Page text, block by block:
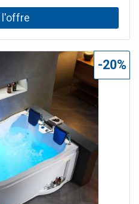
vous confortablement dans
baignoire balnéo d'angle de
séance balnéo à domicile
latéraux, mais également au
massage très appréciable !
2 personnes se remplit par
jolis jeux de lumière avec
Son hublot design et ses
votre salle de bain un esprit
cascade en escalier
-20%